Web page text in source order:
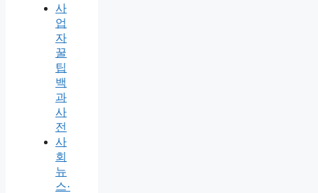
사
업
자
꿀
팁
백
과
사
전
사
회
뉴
스·